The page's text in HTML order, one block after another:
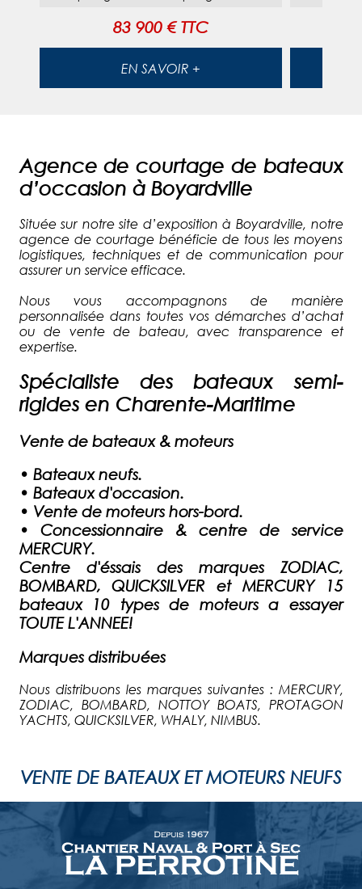
83 900 € TTC
EN SAVOIR +
Agence de courtage de bateaux
d’occasion à Boyardville
Située sur notre site d’exposition à Boyardville, notre
agence de courtage bénéficie de tous les moyens
logistiques, techniques et de communication pour
assurer un service efficace.
Nous vous accompagnons de manière
personnalisée dans toutes vos démarches d’achat
ou de vente de bateau, avec transparence et
expertise.
Spécialiste des bateaux semi-
rigides en Charente-Maritime
Vente de bateaux & moteurs
• Bateaux neufs.
• Bateaux d'occasion.
• Vente de moteurs hors-bord.
•
Concessionnaire & centre de service
MERCURY.
Centre d'éssais des marques ZODIAC,
BOMBARD, QUICKSILVER et MERCURY 15
bateaux 10 types de moteurs a essayer
TOUTE L'ANNEE!
Marques distribuées
Nous distribuons les marques suivantes : MERCURY,
ZODIAC, BOMBARD, NOTTOY BOATS, PROTAGON
YACHTS, QUICKSILVER, WHALY, NIMBUS.
VENTE DE BATEAUX ET MOTEURS NEUFS